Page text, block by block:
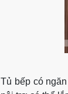
Tủ bếp có